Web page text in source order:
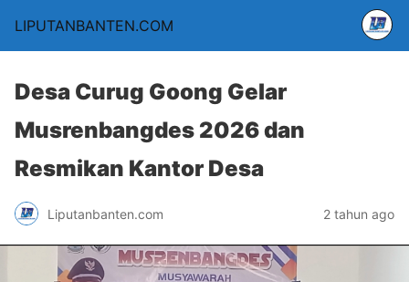
LIPUTANBANTEN.COM
Desa Curug Goong Gelar
Musrenbangdes 2026 dan
Resmikan Kantor Desa
Liputanbanten.com 2 tahun ago